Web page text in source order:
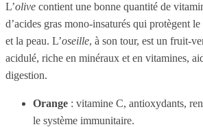
L’olive contient une bonne quantité de
d’acides gras mono-insaturés qui protègent
et la peau. L’oseille, à son tour, est un fruit-
acidulé, riche en minéraux et en vitamines,
digestion.
Orange : vitamine C, antioxydants,
le système immunitaire.